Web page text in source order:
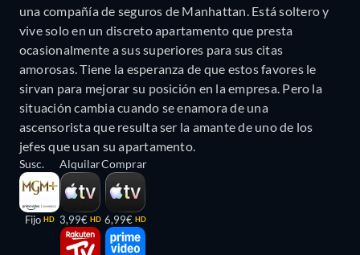
una compañía de seguros de Manhattan. Está soltero y
vive solo en un discreto apartamento que presta
ocasionalmente a sus superiores para sus citas
amorosas. Tiene la esperanza de que estos favores le
sirvan para mejorar su posición en la empresa. Pero la
situación cambia cuando se enamora de una
ascensorista que resulta ser la amante de uno de los
jefes que usan su apartamento.
Susc.
Fijo HD
Alquilar
3,99€ HD
Comprar
6,99€ HD